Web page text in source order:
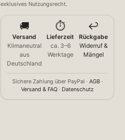
exklusives Nutzungsrecht.
🚚
Versand
Klimaneutral
aus
Deutschland
⏱️
Lieferzeit
ca. 3–6
Werktage
↩️
Rückgabe
Widerruf &
Mängel
Sichere Zahlung über PayPal · AGB·
Versand & FAQ · Datenschutz